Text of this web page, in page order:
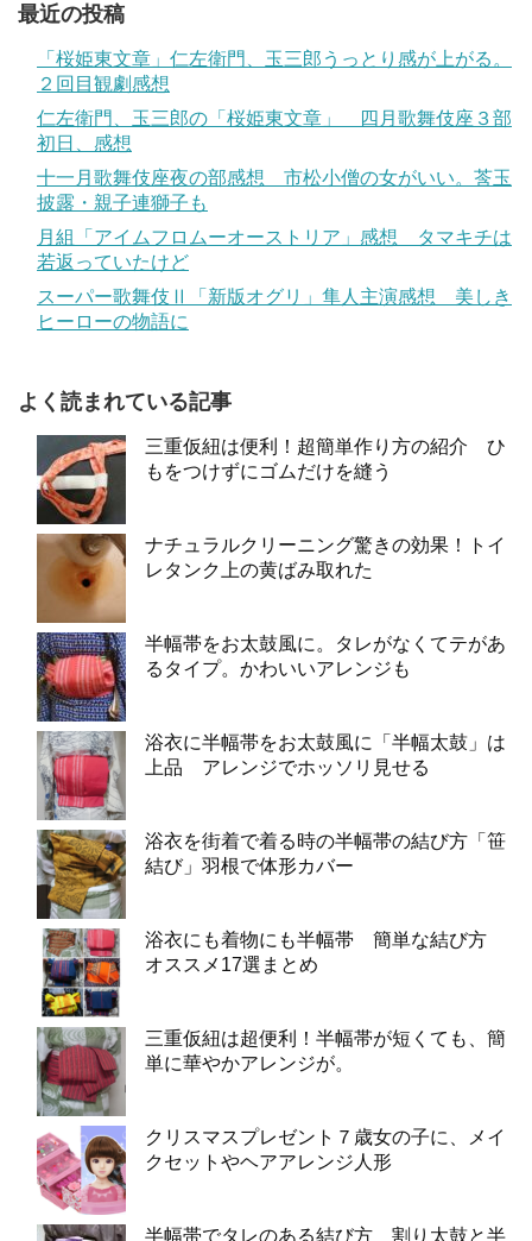
最近の投稿
「桜姫東文章」仁左衛門、玉三郎うっとり感が上がる。
２回目観劇感想
仁左衛門、玉三郎の「桜姫東文章」 四月歌舞伎座３部
初日、感想
十一月歌舞伎座夜の部感想 市松小僧の女がいい。莟玉
披露・親子連獅子も
月組「アイムフロムーオーストリア」感想 タマキチは
若返っていたけど
スーパー歌舞伎Ⅱ「新版オグリ」隼人主演感想 美しき
ヒーローの物語に
よく読まれている記事
三重仮紐は便利！超簡単作り方の紹介 ひ
もをつけずにゴムだけを縫う
ナチュラルクリーニング驚きの効果！トイ
レタンク上の黄ばみ取れた
半幅帯をお太鼓風に。タレがなくてテがあ
るタイプ。かわいいアレンジも
浴衣に半幅帯をお太鼓風に「半幅太鼓」は
上品 アレンジでホッソリ見せる
浴衣を街着で着る時の半幅帯の結び方「笹
結び」羽根で体形カバー
浴衣にも着物にも半幅帯 簡単な結び方
オススメ17選まとめ
三重仮紐は超便利！半幅帯が短くても、簡
単に華やかアレンジが。
クリスマスプレゼント７歳女の子に、メイ
クセットやヘアアレンジ人形
半幅帯でタレのある結び方 割り太鼓と半